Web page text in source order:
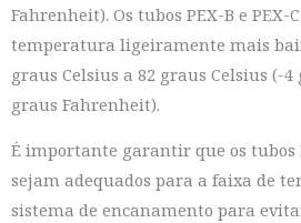
Fahrenheit). Os tubos PEX-B e
temperatura ligeiramente mais
graus Celsius a 82 graus Celsius (-
graus Fahrenheit).
É importante garantir que os tubos
sejam adequados para a faixa de
sistema de encanamento para